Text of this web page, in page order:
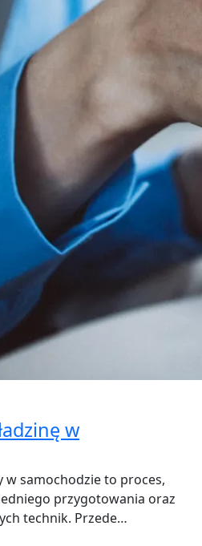
w
w samochodzie to proces,
przygotowania oraz
technik. Przede…